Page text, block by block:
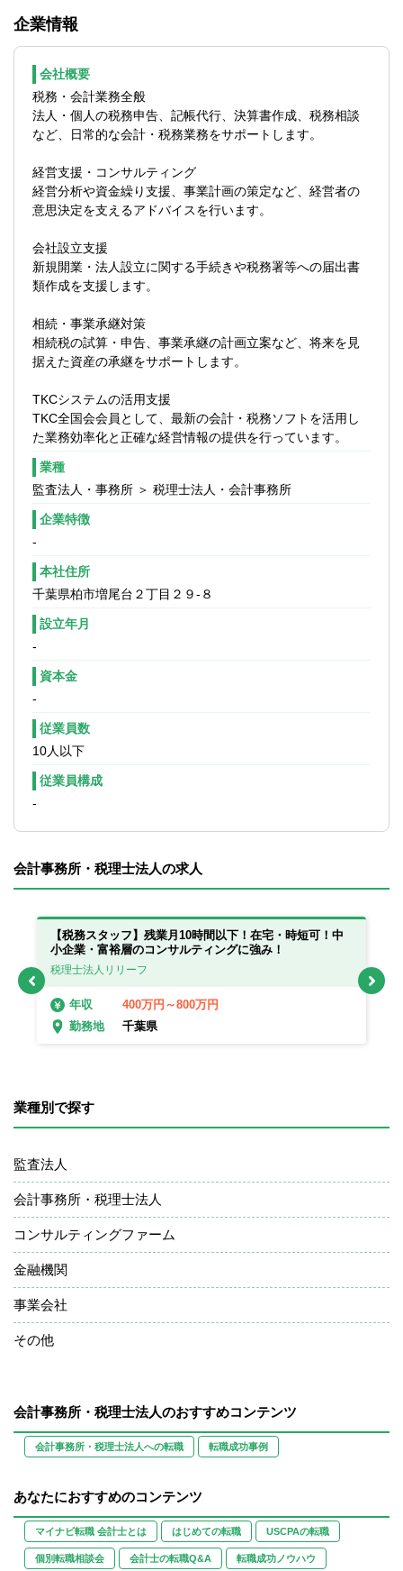
※子育て中の方や試験勉強中の方など、事務
所でしっかりとバックアップを行いますの
で、お気軽にご相談ください
企業情報
会社概要
税務・会計業務全般
法人・個人の税務申告、記帳代行、決算書作成、税務相談
など、日常的な会計・税務業務をサポートします。
経営支援・コンサルティング
経営分析や資金繰り支援、事業計画の策定など、経営者の
意思決定を支えるアドバイスを行います。
会社設立支援
新規開業・法人設立に関する手続きや税務署等への届出書
類作成を支援します。
相続・事業承継対策
相続税の試算・申告、事業承継の計画立案など、将来を見
据えた資産の承継をサポートします。
TKCシステムの活用支援
TKC全国会会員として、最新の会計・税務ソフトを活用し
た業務効率化と正確な経営情報の提供を行っています。
業種
監査法人・事務所 ＞ 税理士法人・会計事務所
企業特徴
-
本社住所
千葉県柏市増尾台２丁目２９-８
設立年月
-
資本金
-
従業員数
10人以下
従業員構成
-
会計事務所・税理士法人の求人
【税務スタッフ】残業月10時間以下！在宅・時短可！中
小企業・富裕層のコンサルティングに強み！
税理士法人リリーフ
年収
400万円～800万円
勤務地
千葉県
業種別で探す
監査法人
会計事務所・税理士法人
コンサルティングファーム
金融機関
事業会社
その他
会計事務所・税理士法人のおすすめコンテンツ
会計事務所・税理士法人への転職 転職成功事例
あなたにおすすめのコンテンツ
マイナビ転職 会計士とは はじめての転職 USCPAの転職
個別転職相談会 会計士の転職Q&A 転職成功ノウハウ